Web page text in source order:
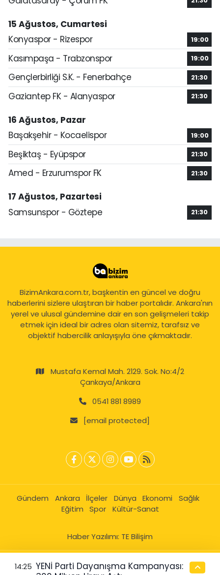
15 Ağustos, Cumartesi
Konyaspor - Rizespor
19:00
Kasımpaşa - Trabzonspor 19:00
Gençlerbirliği S.K. - Fenerbahçe 21:30
Gaziantep FK - Alanyaspor 21:30
16 Ağustos, Pazar
Başakşehir - Kocaelispor
19:00
Beşiktaş - Eyüpspor 21:30
Amed - Erzurumspor FK 21:30
17 Ağustos, Pazartesi
Samsunspor - Göztepe
21:30
BizimAnkara.com.tr, başkentin en güncel ve doğru
haberlerini sizlere ulaştıran bir haber portalıdır. Ankara'nın
yerel ve ulusal gündemine dair en son gelişmeleri takip
etmek için ideal bir adres olan sitemiz, tarafsız ve
objektif habercilik anlayışıyla öne çıkmaktadır.
Mustafa Kemal Mah. 2129. Sok. No:4/2
Çankaya/Ankara
0541 881 8989
[email protected]
Gündem Ankara İlçeler Dünya Ekonomi
Sağlık
Eğitim
Spor Kültür-Sanat
Haber Yazılımı: TE Bilişim
14:25 YENİ Parti Dayanışma Kampanyası: